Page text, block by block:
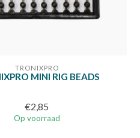
TRONIXPRO
MINI RIG BEADS
€2,85
Op voorraad